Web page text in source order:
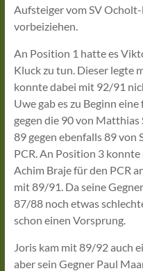
Aufsteiger vom SV
vorbeiziehen.
An Position 1 hatte es
Kluck zu tun. Dieser legte
konnte dabei mit 92/91
Uwe gab es zu Beginn
gegen die 90 von Matthias
89 gegen ebenfalls 89 von
PCR. An Position 3
Achim Braje für den PCR
mit 89/91. Da seine
87/88 noch etwas
schon einen Vorsprung.
Joris kam mit 89/92 auch
aber sein Gegner Paul